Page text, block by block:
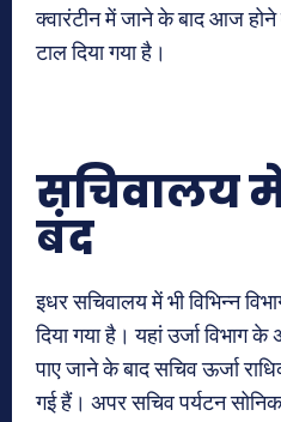
क्वारंटीन में जाने के बाद आज
टाल दिया गया है।
सचिवालय
बंद
इधर सचिवालय में भी विभिन्न
दिया गया है। यहां उर्जा विभाग
पाए जाने के बाद सचिव ऊर्जा
गई हैं। अपर सचिव पर्यटन